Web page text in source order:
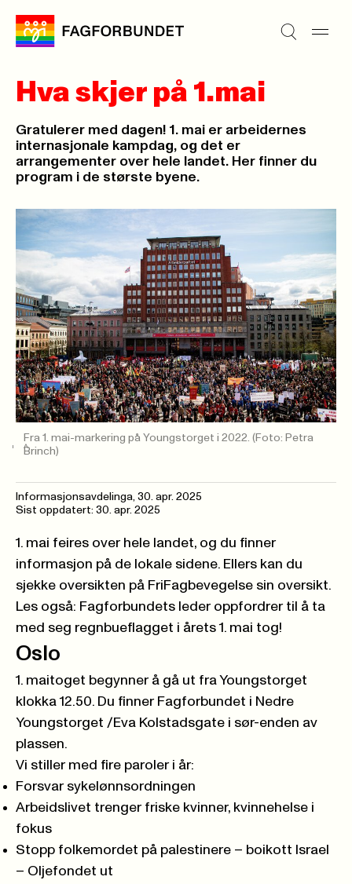
Hva skjer på 1.mai
Gratulerer med dagen! 1. mai er arbeidernes
internasjonale kampdag, og det er
arrangementer over hele landet. Her finner du
program i de største byene.
Fra 1. mai-markering på Youngstorget i 2022.(Foto: Petra
Brinch)
Informasjonsavdelinga, 30. apr. 2025
Sist oppdatert: 30. apr. 2025
1. mai feires over hele landet, og du finner
informasjon på de lokale sidene. Ellers kan du
sjekke oversikten på FriFagbevegelse sin oversikt.
Les også: Fagforbundets leder oppfordrer til å ta
med seg regnbueflagget i årets 1. mai tog!
Oslo
1. maitoget begynner å gå ut fra Youngstorget
klokka 12.50. Du finner Fagforbundet i Nedre
Youngstorget /Eva Kolstadsgate i sør-enden av
plassen.
Vi stiller med fire paroler i år:
Forsvar sykelønnsordningen
Arbeidslivet trenger friske kvinner, kvinnehelse i
fokus
Stopp folkemordet på palestinere – boikott Israel
– Oljefondet ut